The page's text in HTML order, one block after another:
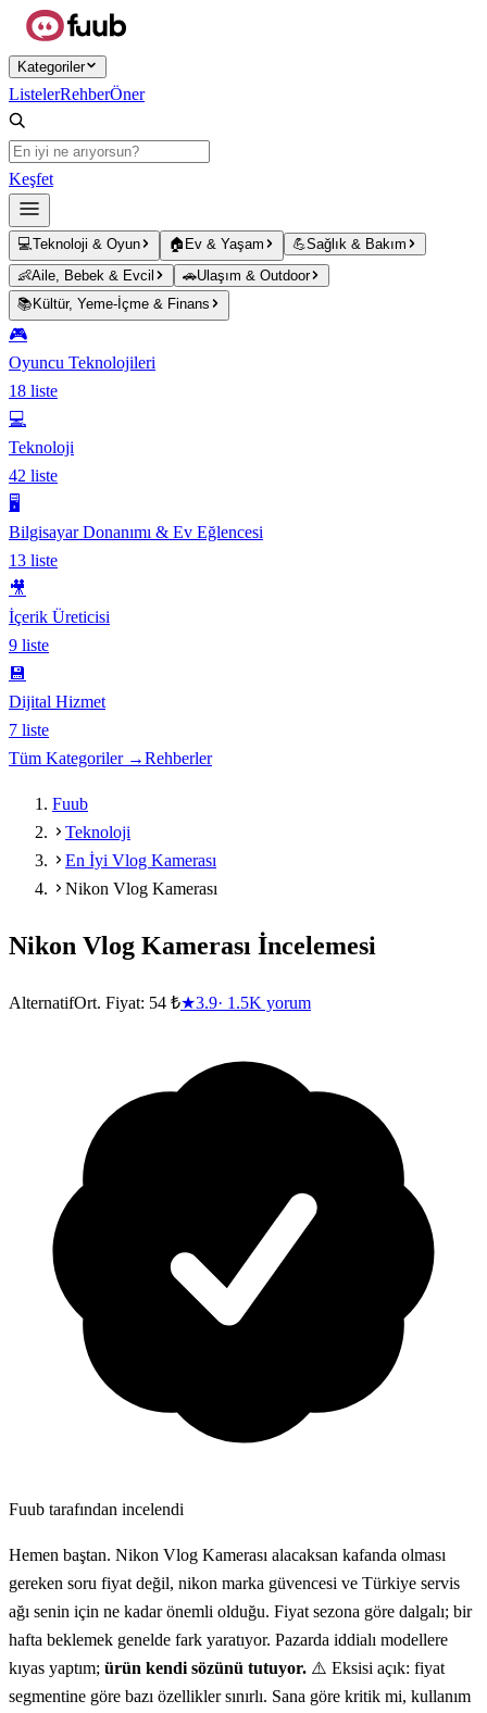
Ana içeriğe atla
Kategoriler
ListelerRehberÖner
Keşfet
💻Teknoloji & Oyun 🏠 Ev & Yaşam 💪Sağlık & Bakım
👶Aile, Bebek & Evcil 🚗Ulaşım & Outdoor
📚 Kültür, Yeme-İçme & Finans
🎮
Oyuncu Teknolojileri
18 liste
💻
Teknoloji
42 liste
🖥️
Bilgisayar Donanımı & Ev Eğlencesi
13 liste
🎥
İçerik Üreticisi
9 liste
💾
Dijital Hizmet
7 liste
Tüm Kategoriler →Rehberler
Fuub
Teknoloji
En İyi Vlog Kamerası
Nikon Vlog Kamerası
Nikon Vlog Kamerası İncelemesi
AlternatifOrt. Fiyat: 54 ₺★3.9· 1.5K yorum
Fuub tarafından incelendi
Hemen baştan. Nikon Vlog Kamerası alacaksan kafanda olması
gereken soru fiyat değil, nikon marka güvencesi ve Türkiye servis
ağı senin için ne kadar önemli olduğu. Fiyat sezona göre dalgalı; bir
hafta beklemek genelde fark yaratıyor. Pazarda iddialı modellere
kıyas yaptım; ürün kendi sözünü tutuyor. ⚠️ Eksisi açık: fiyat
segmentine göre bazı özellikler sınırlı. Sana göre kritik mi, kullanım